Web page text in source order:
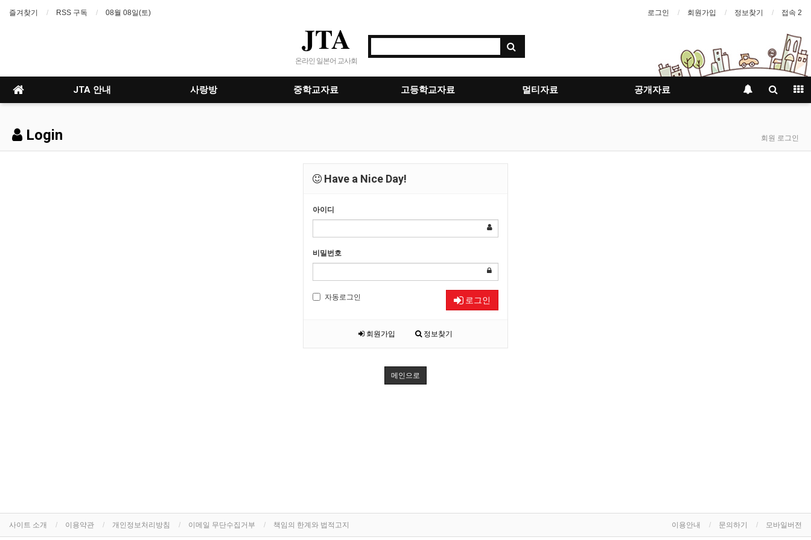
즐겨찾기 RSS 구독 08월 08일(토) 로그인 회원가입 정보찾기 접속 2
JTA
온라인 일본어 교사회
JTA 안내 사랑방 중학교자료 고등학교자료 멀티자료 공개자료
Login 회원 로그인
Have a Nice Day!
아이디
비밀번호
자동로그인 로그인
회원가입 정보찾기
메인으로
사이트 소개 이용약관 개인정보처리방침 이메일 무단수집거부 책임의 한계와 법적고지 이용안내 문의하기 모바일버전